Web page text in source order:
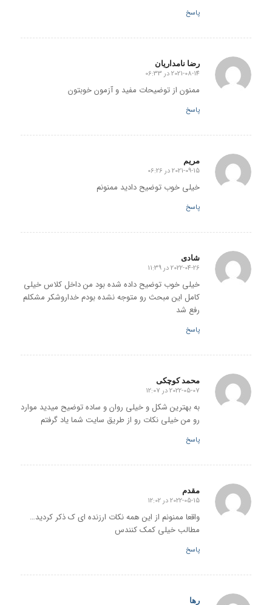
پاسخ
رضا نامداریان
گفته:
2021-08-14 در 06:33
ممنون از توضیحات مفید و آزمون خوبتون
پاسخ
مریم
گفته:
2021-09-15 در 06:26
خیلی خوب توضیح دادید ممنونم
پاسخ
شادی
گفته:
2022-04-26 در 11:39
خیلی خوب توضیح داده شده بود من داخل کلاس خیلی
کامل این مبحث رو متوجه نشده بودم خداروشکر مشکلم
رفع شد
پاسخ
محمد کوچکی
گفته:
2022-05-07 در 12:07
به بهترین شکل و خیلی روان و ساده توضیح میدید موارد
رو من خیلی نکات رو از طریق سایت شما یاد گرفتم
پاسخ
مقدم
گفته:
2022-05-15 در 12:02
واقعا ممنونم از این همه نکات ارزنده ای ک ذکر کردید…
مطالب خیلی کمک کنندس
پاسخ
رها